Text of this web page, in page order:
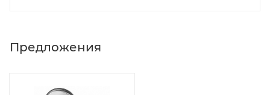
Предложения